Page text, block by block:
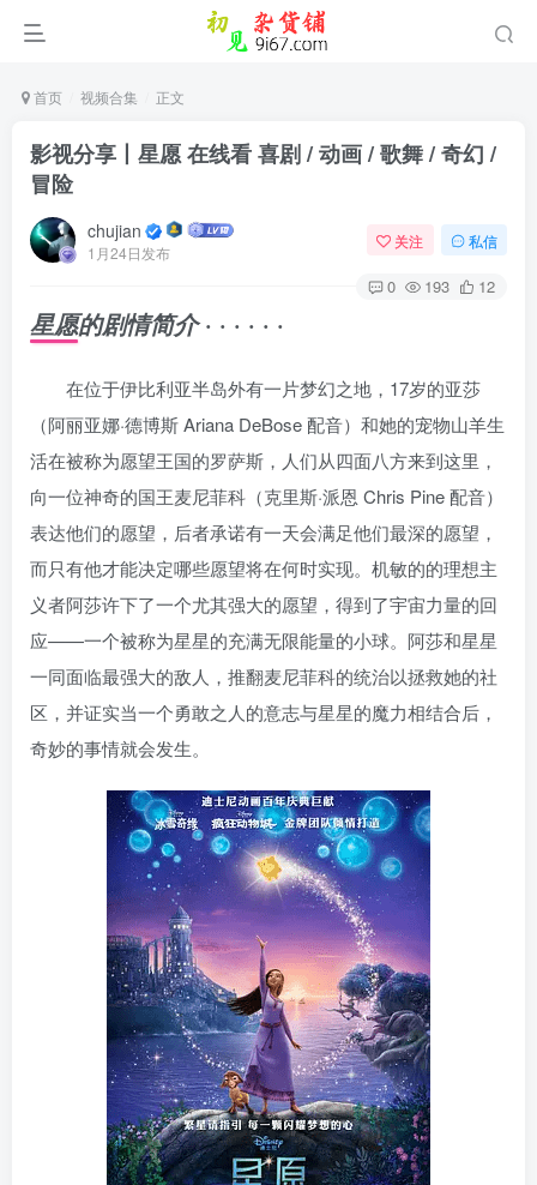
首页 视频合集 正文
影视分享丨星愿 在线看 喜剧 / 动画 / 歌舞 / 奇幻 /
冒险
chujian
1月24日发布
关注 私信
0 193 12
星愿的剧情简介· · · · · ·
在位于伊比利亚半岛外有一片梦幻之地，17岁的亚莎
（阿丽亚娜·德博斯 Ariana DeBose 配音）和她的宠物山羊生
活在被称为愿望王国的罗萨斯，人们从四面八方来到这里，
向一位神奇的国王麦尼菲科（克里斯·派恩 Chris Pine 配音）
表达他们的愿望，后者承诺有一天会满足他们最深的愿望，
而只有他才能决定哪些愿望将在何时实现。机敏的的理想主
义者阿莎许下了一个尤其强大的愿望，得到了宇宙力量的回
应——一个被称为星星的充满无限能量的小球。阿莎和星星
一同面临最强大的敌人，推翻麦尼菲科的统治以拯救她的社
区，并证实当一个勇敢之人的意志与星星的魔力相结合后，
奇妙的事情就会发生。